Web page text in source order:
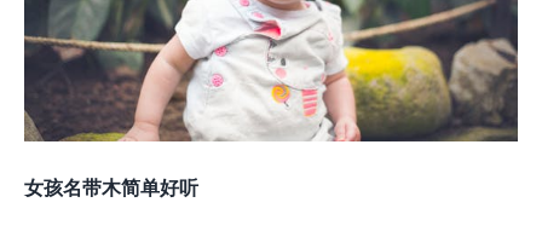
女孩名带木简单好听